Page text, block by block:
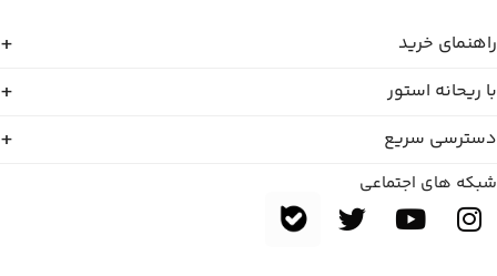
راهنمای خرید
با ریحانه استور
دسترسی سریع
شبکه های اجتماعی